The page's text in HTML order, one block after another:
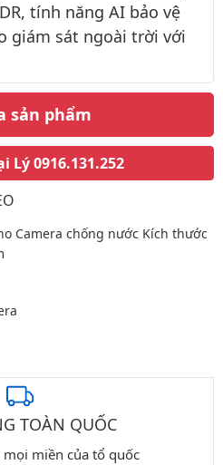
tính năng AI bảo vệ
giám sát ngoài trời với
sản phẩm
Lý0916.131.252
Camera chống nước Kích thước
TOÀN QUỐC
miền của tổ quốc